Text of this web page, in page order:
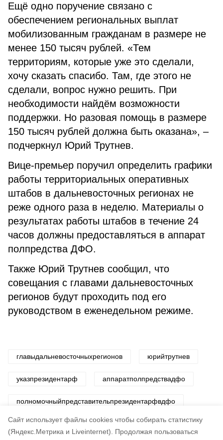
Cайт использует файлы cookies чтобы собирать статистику
(Яндекс.Метрика и Liveinternet).
Продолжая пользоваться
Ещё одно поручение связано с
обеспечением региональных выплат
мобилизованным гражданам в размере не
менее 150 тысяч рублей. «Тем
территориям, которые уже это сделали,
хочу сказать спасибо. Там, где этого не
сделали, вопрос нужно решить. При
необходимости найдём возможности
поддержки. Но разовая помощь в размере
150 тысяч рублей должна быть оказана», –
подчеркнул Юрий Трутнев.
Вице-премьер поручил определить графики
работы территориальных оперативных
штабов в дальневосточных регионах не
реже одного раза в неделю. Материалы о
результатах работы штабов в течение 24
часов должны предоставляться в аппарат
полпредства ДФО.
Также Юрий Трутнев сообщил, что
совещания с главами дальневосточных
регионов будут проходить под его
руководством в еженедельном режиме.
главыдальневосточныхрегионов юрийтрутнев
указпрезидентарф аппаратполпредствадфо
полномочныйпредставительпрезидентарфвдфо
Авторы: Департамент информационной политики